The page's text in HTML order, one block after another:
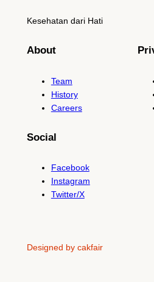
Kesehatan dari Hati
About
Team
History
Careers
Social
Facebook
Instagram
Twitter/X
Designed by cakfair